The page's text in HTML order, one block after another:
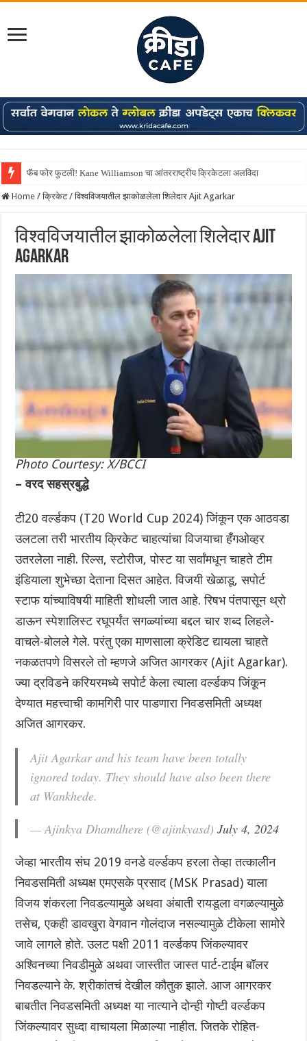
फॅब फोर फुटली! Kane Williamson चा आंतरराष्ट्रीय क्रिकेटला अलविदा
Home / क्रिकेट / विश्वविजयातील झाकोळलेला शिलेदार Ajit Agarkar
विश्वविजयातील झाकोळलेला शिलेदार Ajit
Agarkar
Photo Courtesy: X/BCCI
– वरद सहस्रबुद्धे
टी20 वर्ल्डकप (T20 World Cup 2024) जिंकून एक आठवडा
उलटला तरी भारतीय क्रिकेट चाहत्यांचा विजयाचा हँगओव्हर
उतरलेला नाही. रिल्स, स्टोरीज, पोस्ट या सर्वांमधून चाहते टीम
इंडियाला शुभेच्छा देताना दिसत आहेत. विजयी खेळाडू, सपोर्ट
स्टाफ यांच्याविषयी माहिती शोधली जात आहे. रिषभ पंतपासून थ्रो
डाऊन स्पेशालिस्ट रघूपर्यंत सगळ्यांच्या बद्दल चार शब्द लिहले-
वाचले-बोलले गेले. परंतु एका माणसाला क्रेडिट द्यायला चाहते
नकळतपणे विसरले तो म्हणजे अजित आगरकर (Ajit Agarkar).
ज्या द्रविडने करियरमध्ये सपोर्ट केला त्याला वर्ल्डकप जिंकून
देण्यात महत्त्वाची कामगिरी पार पाडणारा निवडसमिती अध्यक्ष
अजित आगरकर.
Ajit Agarkar and his team have been totally
ignored today. They should have also been there
at Wankhede.
— Ajinkya Dhamdhere (@ajinkyasd)July 4, 2024
जेव्हा भारतीय संघ 2019 वनडे वर्ल्डकप हरला तेव्हा तत्कालीन
निवडसमिती अध्यक्ष एमएसके प्रसाद (MSK Prasad) याला
विजय शंकरला निवडल्यामुळे अथवा अंबाती रायडूला वगळल्यामुळे
तसेच, एकही डावखुरा वेगवान गोलंदाज नसल्यामुळे टीकेला सामोरे
जावे लागले होते. उलट पक्षी 2011 वर्ल्डकप जिंकल्यावर
अश्विनच्या निवडीमुळे अथवा जास्तीत जास्त पार्ट-टाईम बॉलर
निवडल्याने के. श्रीकांतचं देखील कौतुक झाले. आज आगरकर
बाबतीत निवडसमिती अध्यक्ष या नात्याने दोन्ही गोष्टी वर्ल्डकप
जिंकल्यावर सुध्दा वाचायला मिळाल्या नाहीत. जितके रोहित-